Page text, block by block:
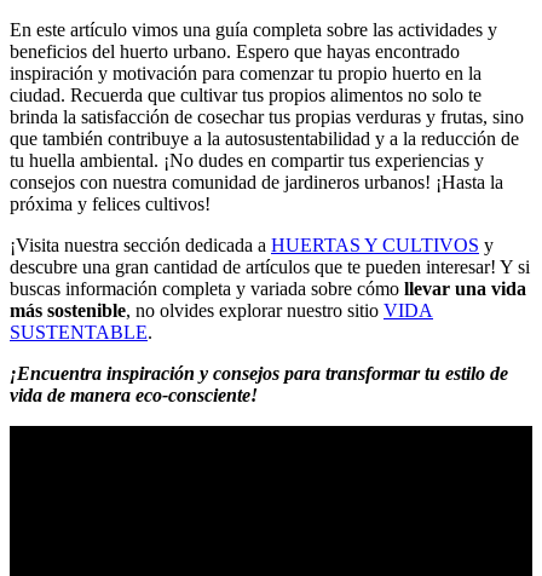
En este artículo vimos una guía completa sobre las actividades y
beneficios del huerto urbano. Espero que hayas encontrado
inspiración y motivación para comenzar tu propio huerto en la
ciudad. Recuerda que cultivar tus propios alimentos no solo te
brinda la satisfacción de cosechar tus propias verduras y frutas, sino
que también contribuye a la autosustentabilidad y a la reducción de
tu huella ambiental. ¡No dudes en compartir tus experiencias y
consejos con nuestra comunidad de jardineros urbanos! ¡Hasta la
próxima y felices cultivos!
¡Visita nuestra sección dedicada a HUERTAS Y CULTIVOS y
descubre una gran cantidad de artículos que te pueden interesar! Y si
buscas información completa y variada sobre cómo llevar una vida
más sostenible, no olvides explorar nuestro sitio VIDA
SUSTENTABLE.
¡Encuentra inspiración y consejos para transformar tu estilo de
vida de manera eco-consciente!